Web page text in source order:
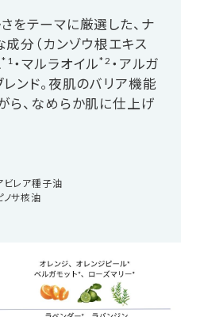
をテーマに厳選した、ナ
成分（カンゾウ根エキス
*1 ・マルラオイル*2 ・アルガ
レンド。夜肌のバリア機能
ら、なめらか肌に仕上げ
ビレア種子油
ノサ核油